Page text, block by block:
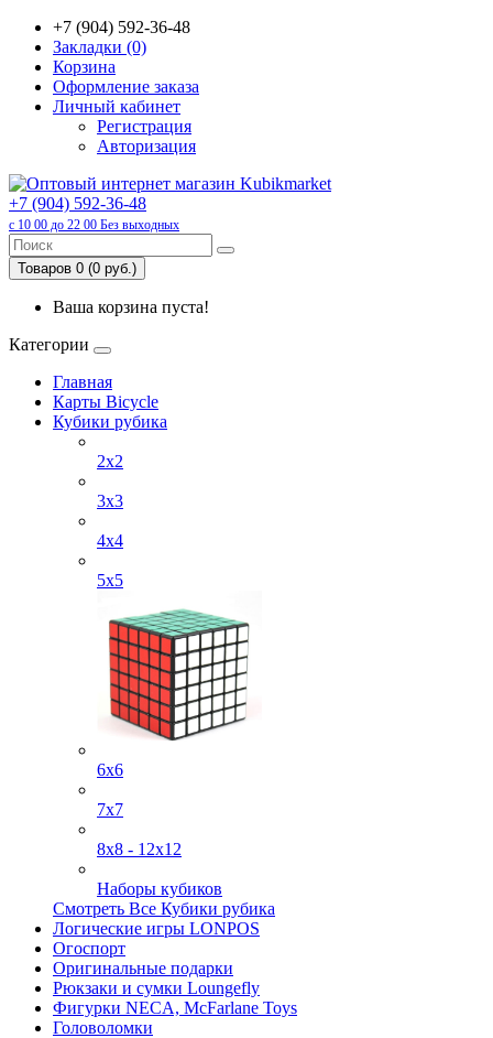
+7 (904) 592-36-48
Закладки (0)
Корзина
Оформление заказа
Личный кабинет
Регистрация
Авторизация
+7 (904) 592-36-48
с 10 00 до 22 00 Без выходных
Товаров 0 (0 руб.)
Ваша корзина пуста!
Категории
Главная
Карты Bicycle
Кубики рубика
2x2
3x3
4х4
5х5
6х6
7х7
8х8 - 12х12
Наборы кубиков
Смотреть Все Кубики рубика
Логические игры LONPOS
Огоспорт
Оригинальные подарки
Рюкзаки и сумки Loungefly
Фигурки NECA, McFarlane Toys
Головоломки